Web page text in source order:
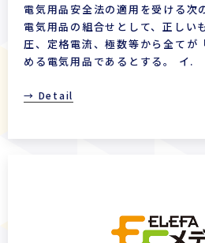
電気用品安全法の適用を受ける次
電気用品の組合せとして、正しい
圧、定格電流、極数等から全てが
める電気用品であるとする。 イ
→ Detail